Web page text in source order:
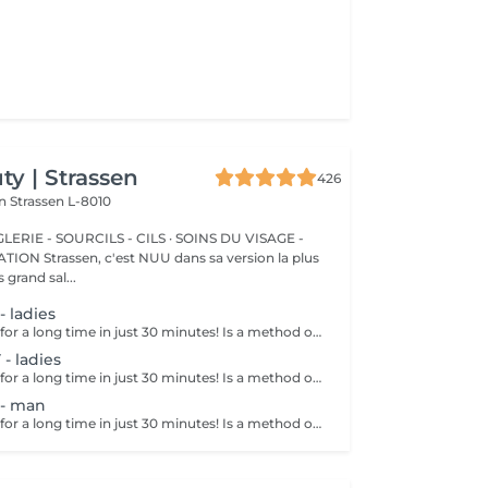
| Strassen
426
Strassen L-8010
- SOURCILS - CILS · SOINS DU VISAGE -
sa version la plus
grand sal...
ladies
Get smooth skin for a long time in just 30 minutes! Is a method of hair removal when your hair is pulled out with warm wax with the hair follicle. How is wax epilation done? - preparation is performed - wax is applied - depilation is performed - wax residue is removed Age restrictions: recommended to do from 14 years. Post procedure recommendations: do not take hot bath, do not visit sauna, do not swim in the pool for 12 hours after the procedure - it can cause irritation. Frequency: once in 4 weeks.
- ladies
Get smooth skin for a long time in just 30 minutes! Is a method of hair removal when your hair is pulled out with warm wax with the hair follicle. How is wax epilation done? - preparation is performed - wax is applied - depilation is performed - wax residue is removed Age restrictions: recommended to do from 14 years. Post procedure recommendations: do not take hot bath, do not visit sauna, do not swim in the pool for 12 hours after the procedure - it can cause irritation. Frequency: once in 4 weeks.
man
Get smooth skin for a long time in just 30 minutes! Is a method of hair removal when your hair is pulled out with warm wax with the hair follicle. How is wax epilation done? - preparation is performed - wax is applied - depilation is performed - wax residue is removed Age restrictions: recommended to do from 14 years. Post procedure recommendations: do not take hot bath, do not visit sauna, do not swim in the pool for 12 hours after the procedure - it can cause irritation. Frequency: once in 4 weeks.